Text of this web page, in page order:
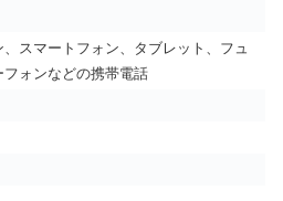
スマートフォン、タブレット、フュ
フォンなどの携帯電話